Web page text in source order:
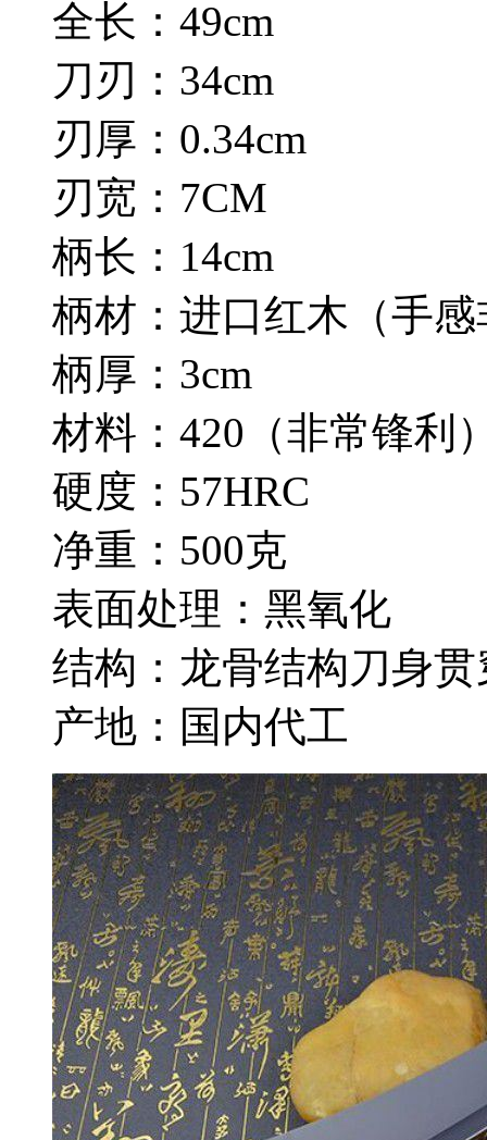
全长：49cm
刀刃：34cm
刃厚：0.34cm
刃宽：7CM
柄长：14cm
柄材：进口红木（手
柄厚：3cm
材料：420（非常锋利
硬度：57HRC
净重：500克
表面处理：黑氧化
结构：龙骨结构刀身
产地：国内代工